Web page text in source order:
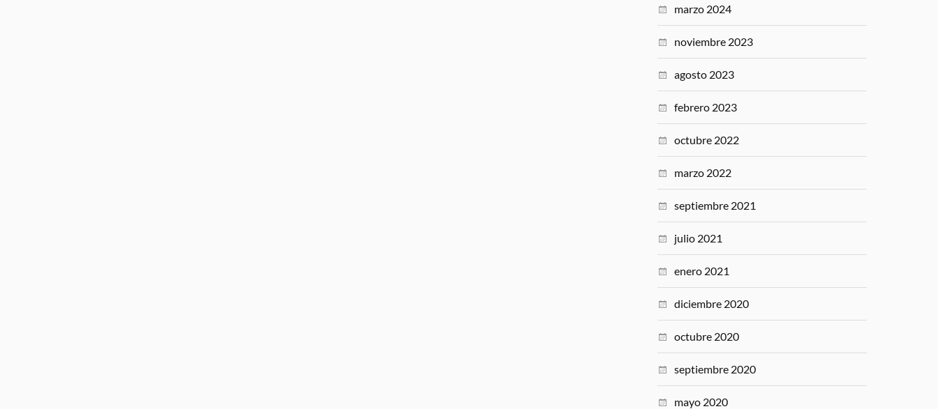
marzo 2024
noviembre 2023
agosto 2023
febrero 2023
octubre 2022
marzo 2022
septiembre 2021
julio 2021
enero 2021
diciembre 2020
octubre 2020
septiembre 2020
mayo 2020